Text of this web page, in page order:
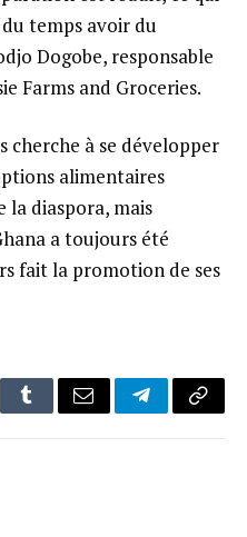
temps avoir du
Dogobe, responsable
Farms and Groceries.
cherche à se développer
alimentaires
la diaspora, mais
a toujours été
fait la promotion de ses
TumblrEmail TelegramCopy